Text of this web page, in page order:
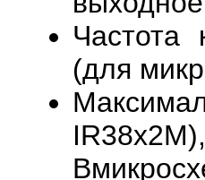
Частота
(для